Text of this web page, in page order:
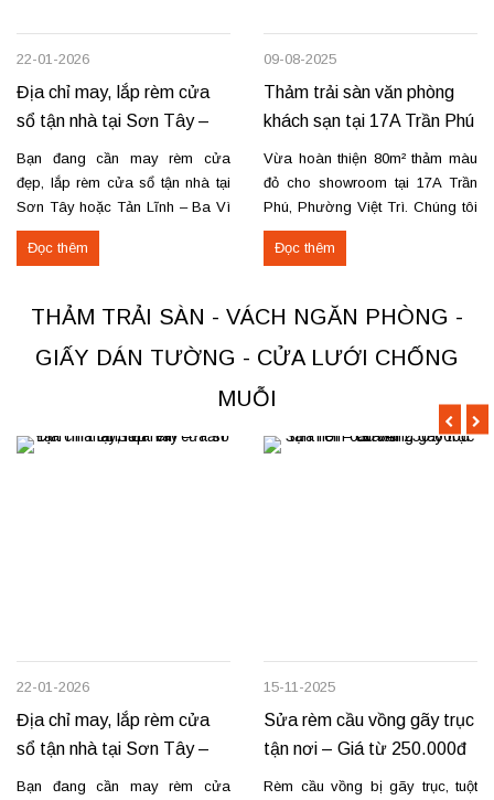
22-01-2026
Địa chỉ may, lắp rèm cửa
sổ tận nhà tại Sơn Tây –
Tản Lĩnh Ba Vì
Bạn đang cần may rèm cửa
đẹp, lắp rèm cửa sổ tận nhà tại
Sơn Tây hoặc Tản Lĩnh – Ba Vì
với giá hợp lý? Chúng tôi
chuyên may rèm theo yêu cầu,
tiến độ. Thực tế, chúng tôi vừa
hoàn thiện thi công rèm...
Đọc thêm
09-08-2025
Thảm trải sàn văn phòng
khách sạn tại 17A Trần Phú
– Việt Trì
Vừa hoàn thiện 80m² thảm màu
đỏ cho showroom tại 17A Trần
Phú, Phường Việt Trì. Chúng tôi
nhận thi công, sửa chữa, bóc
dỡ và thu mua thảm cũ trên toàn
loại thảm đang cung cấp Thảm
nỉ phù hợp cho không...
Đọc thêm
THẢM TRẢI SÀN - VÁCH NGĂN PHÒNG -
GIẤY DÁN TƯỜNG - CỬA LƯỚI CHỐNG
MUỖI
22-01-2026
Địa chỉ may, lắp rèm cửa
sổ tận nhà tại Sơn Tây –
Tản Lĩnh Ba Vì
Bạn đang cần may rèm cửa
15-11-2025
Sửa rèm cầu vồng gãy trục
tận nơi – Giá từ 250.000đ
có VAT
Rèm cầu vồng bị gãy trục, tuột